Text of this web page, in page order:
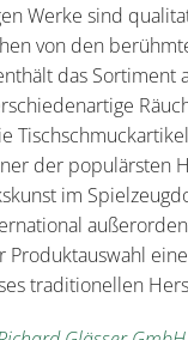
Werke sind
von den
das Sortiment
der populärsten
im
Produktauswahl
traditionellen